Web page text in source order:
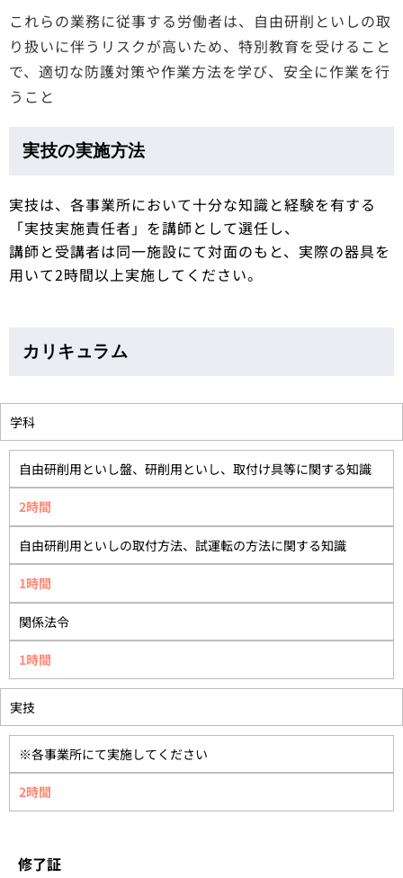
これらの業務に従事する労働者は、自由研削といしの取
り扱いに伴うリスクが高いため、特別教育を受けること
で、適切な防護対策や作業方法を学び、安全に作業を行
うこと
実技の実施方法
実技は、各事業所において十分な知識と経験を有する
「実技実施責任者」を講師として選任し、
講師と受講者は同一施設にて対面のもと、実際の器具を
用いて2時間以上実施してください。
カリキュラム
学科
自由研削用といし盤、研削用といし、取付け具等に関する知識
2時間
自由研削用といしの取付方法、試運転の方法に関する知識
1時間
関係法令
1時間
実技
※各事業所にて実施してください
2時間
修了証